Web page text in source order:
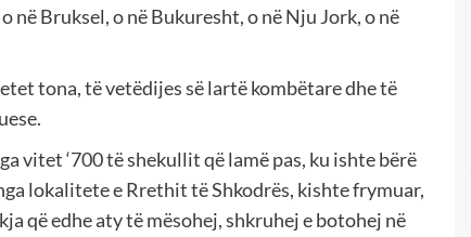
në Bruksel, o në Bukuresht, o në Nju Jork, o në
tona, të vetëdijes së lartë kombëtare dhe të
vitet ‘700 të shekullit që lamë pas, ku ishte bërë
lokalitete e Rrethit të Shkodrës, kishte frymuar,
që edhe aty të mësohej, shkruhej e botohej në